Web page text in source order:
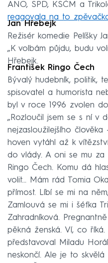
ANO, SPD, KSČM a
reagovala na to
Jan Hřebejk
Režisér komedie Pelíšky
„K volbám půjdu, budu
Hřebejk.
František Ringo Čech
Bývalý hudebník, politik,
spisovatel a humorista
byl v roce 1996 zvolen
„Rozloučil jsem se s ní v
nejzasloužilejšího
hoven vytáhl až k
do vlády. A oni se mu za
Ringo Čech. Komu dá
volit... Mám rád Tomia
přímost. Líbí se mi na
Zamlouvá se mi i šéfka
Zahradníková.
pěkná ženská. Ví, co
představoval Miladu
neskončí. Ale je to skvělá